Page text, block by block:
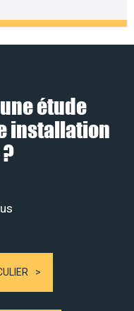
étude
installation